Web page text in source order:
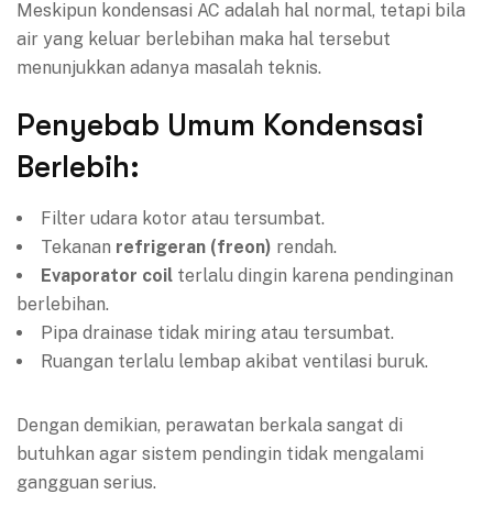
Meskipun kondensasi AC adalah hal normal, tetapi bila
air yang keluar berlebihan maka hal tersebut
menunjukkan adanya masalah teknis.
Penyebab Umum Kondensasi
Berlebih:
Filter udara kotor atau tersumbat.
Tekanan refrigeran (freon) rendah.
Evaporator coil terlalu dingin karena pendinginan
berlebihan.
Pipa drainase tidak miring atau tersumbat.
Ruangan terlalu lembap akibat ventilasi buruk.
Dengan demikian, perawatan berkala sangat di
butuhkan agar sistem pendingin tidak mengalami
gangguan serius.